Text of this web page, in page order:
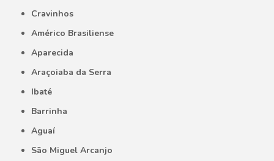
Cravinhos
Américo Brasiliense
Aparecida
Araçoiaba da Serra
Ibaté
Barrinha
Aguaí
São Miguel Arcanjo